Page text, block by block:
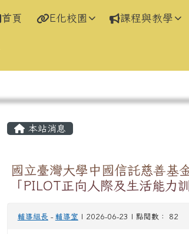
首頁 E化校園 課程與教學
主內容區域
本站消息
國立臺灣大學中國信託慈善基
「PILOT正向人際及生活能力
輔導組長 - 輔導室 | 2026-06-23 | 點閱數： 82